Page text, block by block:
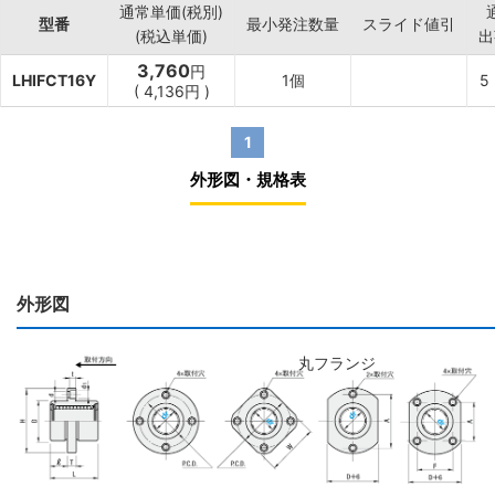
型番
通常単価(税別)
(税込単価)
最小発注数量 スライド値引
LHIFCT16Y 3,760円
( 4,136円 )
1個 5
1
外形図・規格表
外形図
丸フランジ